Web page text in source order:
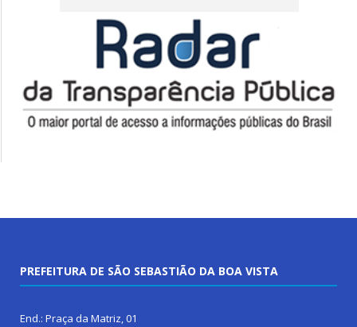
PREFEITURA DE SÃO SEBASTIÃO DA BOA VISTA
End.: Praça da Matriz, 01